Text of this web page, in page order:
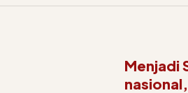
Menjadi